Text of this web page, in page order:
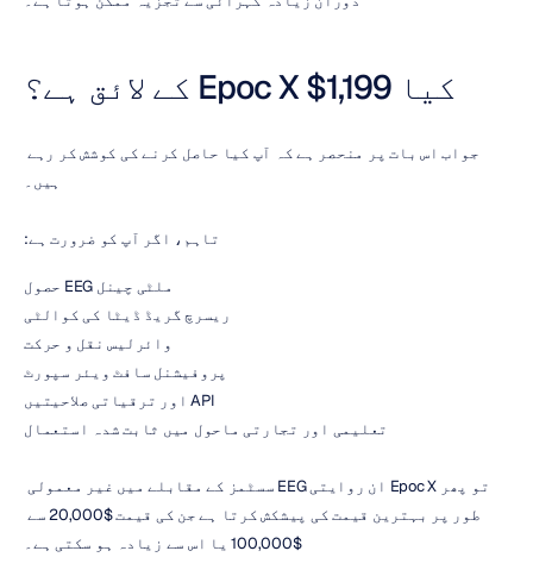
کیا Epoc X $1,199 کے لائق ہے؟
ہیں۔
تاہم، اگر آپ کو ضرورت ہے:
ملٹی چینل EEG حصول
ریسرچ گریڈ ڈیٹا کی کوالٹی
وائرلیس نقل و حرکت
پروفیشنل سافٹ ویئر سپورٹ
API اور ترقیاتی صلاحیتیں
تعلیمی اور تجارتی ماحول میں ثابت شدہ استعمال
$100,000 یا اس سے زیادہ ہو سکتی ہے۔